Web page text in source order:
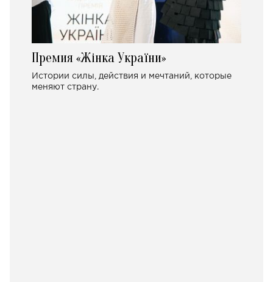
Премия «Жінка України»
Истории силы, действия и мечтаний, которые
меняют страну.